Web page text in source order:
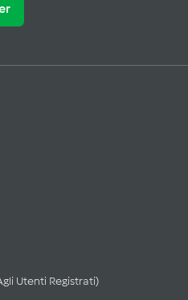
Utenti Registrati)